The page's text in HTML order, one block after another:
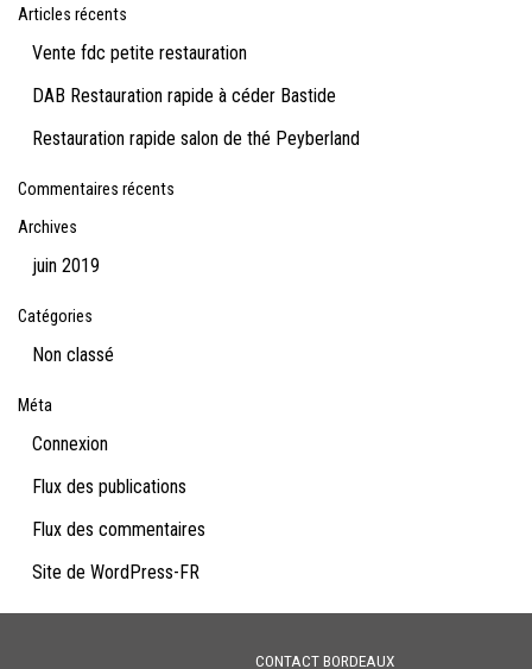
Articles récents
Vente fdc petite restauration
DAB Restauration rapide à céder Bastide
Restauration rapide salon de thé Peyberland
Commentaires récents
Archives
juin 2019
Catégories
Non classé
Méta
Connexion
Flux des publications
Flux des commentaires
Site de WordPress-FR
CONTACT BORDEAUX